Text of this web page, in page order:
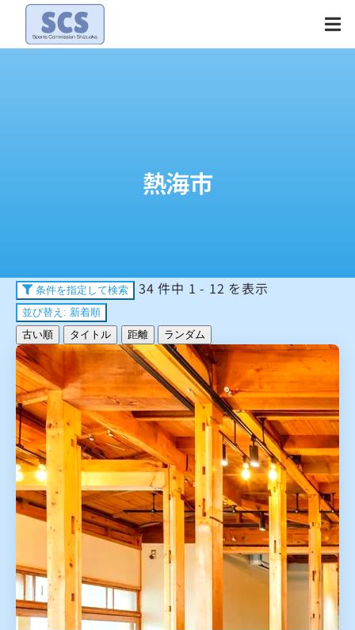
Skip
content
熱海市
条件を指定して検索 34 件中 1 - 12 を表示
並び替え: 新着順
古い順
タイトル 距離 ランダム